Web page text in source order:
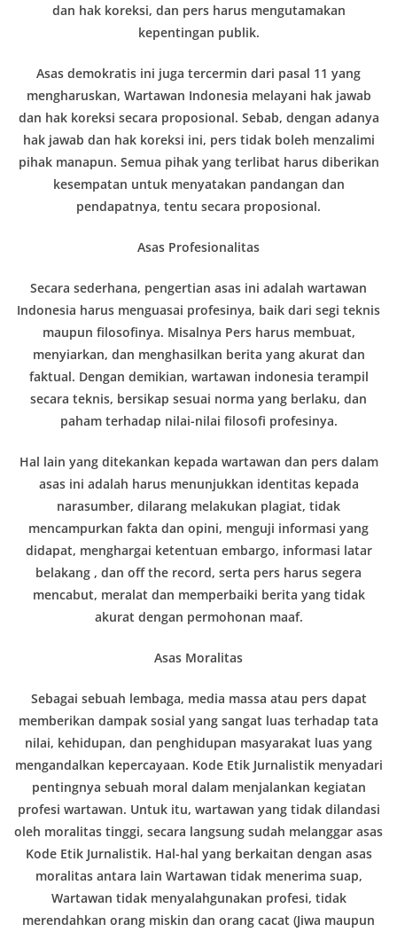
dan hak koreksi, dan pers harus mengutamakan
kepentingan publik.
Asas demokratis ini juga tercermin dari pasal 11 yang
mengharuskan, Wartawan Indonesia melayani hak jawab
dan hak koreksi secara proposional. Sebab, dengan adanya
hak jawab dan hak koreksi ini, pers tidak boleh menzalimi
pihak manapun. Semua pihak yang terlibat harus diberikan
kesempatan untuk menyatakan pandangan dan
pendapatnya, tentu secara proposional.
Asas Profesionalitas
Secara sederhana, pengertian asas ini adalah wartawan
Indonesia harus menguasai profesinya, baik dari segi teknis
maupun filosofinya. Misalnya Pers harus membuat,
menyiarkan, dan menghasilkan berita yang akurat dan
faktual. Dengan demikian, wartawan indonesia terampil
secara teknis, bersikap sesuai norma yang berlaku, dan
paham terhadap nilai-nilai filosofi profesinya.
Hal lain yang ditekankan kepada wartawan dan pers dalam
asas ini adalah harus menunjukkan identitas kepada
narasumber, dilarang melakukan plagiat, tidak
mencampurkan fakta dan opini, menguji informasi yang
didapat, menghargai ketentuan embargo, informasi latar
belakang , dan off the record, serta pers harus segera
mencabut, meralat dan memperbaiki berita yang tidak
akurat dengan permohonan maaf.
Asas Moralitas
Sebagai sebuah lembaga, media massa atau pers dapat
memberikan dampak sosial yang sangat luas terhadap tata
nilai, kehidupan, dan penghidupan masyarakat luas yang
mengandalkan kepercayaan. Kode Etik Jurnalistik menyadari
pentingnya sebuah moral dalam menjalankan kegiatan
profesi wartawan. Untuk itu, wartawan yang tidak dilandasi
oleh moralitas tinggi, secara langsung sudah melanggar asas
Kode Etik Jurnalistik. Hal-hal yang berkaitan dengan asas
moralitas antara lain Wartawan tidak menerima suap,
Wartawan tidak menyalahgunakan profesi, tidak
merendahkan orang miskin dan orang cacat (Jiwa maupun